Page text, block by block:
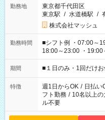
勤務地
東京都千代田区
東京駅 / 水道橋駅 /
株式会社マッシュ
勤務時間
■シフト例 ・07:00～
18:00～23:00 ・
etc ★最短で3時間で5,120円のお仕事から 15時間で2万円近く稼
げるお仕事も！ ご希望のお時間に合わせてご紹介！ ※シフトは
ください！
期間 ■１日のみ・1回だけお
特徴 週1日からOK / 日払い
フト勤務 / 10名以上
ル不要